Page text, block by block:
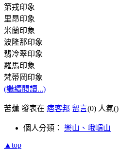
第戎印象
里昂印象
米蘭印象
波隆那印象
翡冷翠印象
羅馬印象
梵蒂岡印象
(繼續閱讀...)
苦蓮 發表在 痞客邦 留言(0) 人氣()
個人分類： 樂山、峨嵋山
▲top